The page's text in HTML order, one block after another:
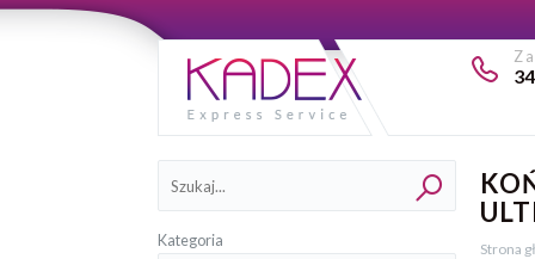
Kategoria
Kategorie
Strona